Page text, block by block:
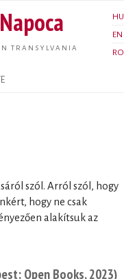
TRANSYLVANIA
HU
EN
RO
szól. Arról szól, hogy
hogy ne csak
alakítsuk az
Open Books, 2023)